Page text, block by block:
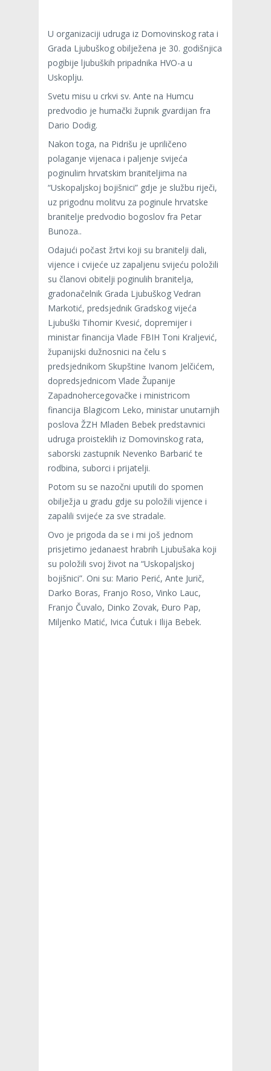
U organizaciji udruga iz Domovinskog rata i
Grada Ljubuškog obilježena je 30. godišnjica
pogibije ljubuških pripadnika HVO-a u
Uskoplju.
Svetu misu u crkvi sv. Ante na Humcu
predvodio je humački župnik gvardijan fra
Dario Dodig.
Nakon toga, na Pidrišu je upriličeno
polaganje vijenaca i paljenje svijeća
poginulim hrvatskim braniteljima na
“Uskopaljskoj bojišnici” gdje je službu riječi,
uz prigodnu molitvu za poginule hrvatske
branitelje predvodio bogoslov fra Petar
Bunoza..
Odajući počast žrtvi koji su branitelji dali,
vijence i cvijeće uz zapaljenu svijeću položili
su članovi obitelji poginulih branitelja,
gradonačelnik Grada Ljubuškog Vedran
Markotić, predsjednik Gradskog vijeća
Ljubuški Tihomir Kvesić, dopremijer i
ministar financija Vlade FBIH Toni Kraljević,
županijski dužnosnici na čelu s
predsjednikom Skupštine Ivanom Jelčićem,
dopredsjednicom Vlade Županije
Zapadnohercegovačke i ministricom
financija Blagicom Leko, ministar unutarnjih
poslova ŽZH Mladen Bebek predstavnici
udruga proisteklih iz Domovinskog rata,
saborski zastupnik Nevenko Barbarić te
rodbina, suborci i prijatelji.
Potom su se nazočni uputili do spomen
obilježja u gradu gdje su položili vijence i
zapalili svijeće za sve stradale.
Ovo je prigoda da se i mi još jednom
prisjetimo jedanaest hrabrih Ljubušaka koji
su položili svoj život na “Uskopaljskoj
bojišnici”. Oni su: Mario Perić, Ante Jurič,
Darko Boras, Franjo Roso, Vinko Lauc,
Franjo Čuvalo, Dinko Zovak, Đuro Pap,
Miljenko Matić, Ivica Ćutuk i Ilija Bebek.